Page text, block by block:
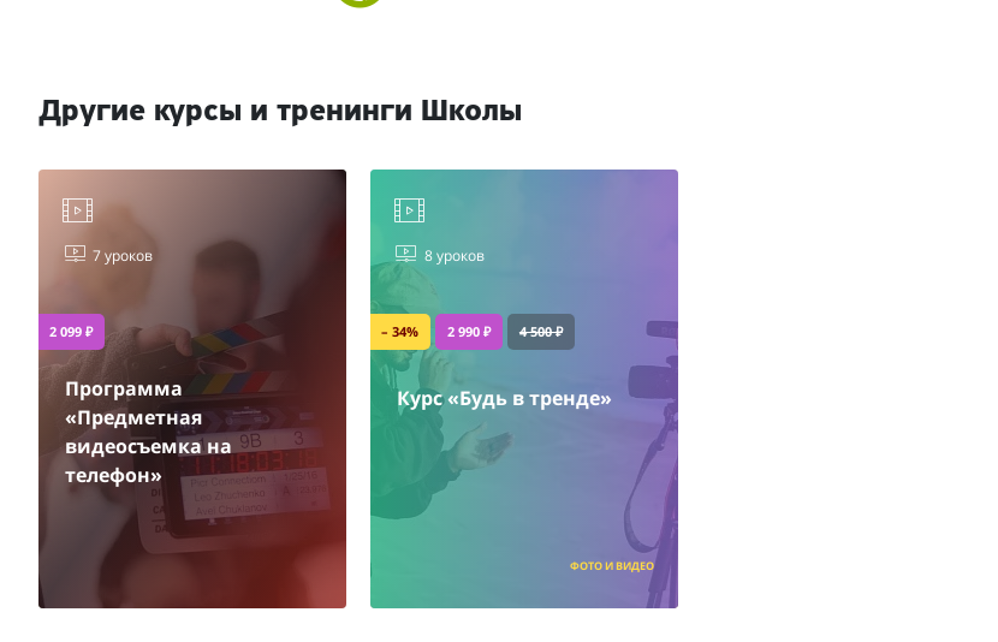
Другие курсы и тренинги Школы
2 099 ₽
Программа
«Предметная
видеосъемка на
телефон»
7 уроков
– 34% 2 990 ₽ 4 500 ₽
Курс «Будь в тренде»
8 уроков
ФОТО И ВИДЕО